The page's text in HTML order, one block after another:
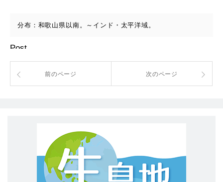
分布：和歌山県以南。～インド・太平洋域。
Post
前のページ 次のページ